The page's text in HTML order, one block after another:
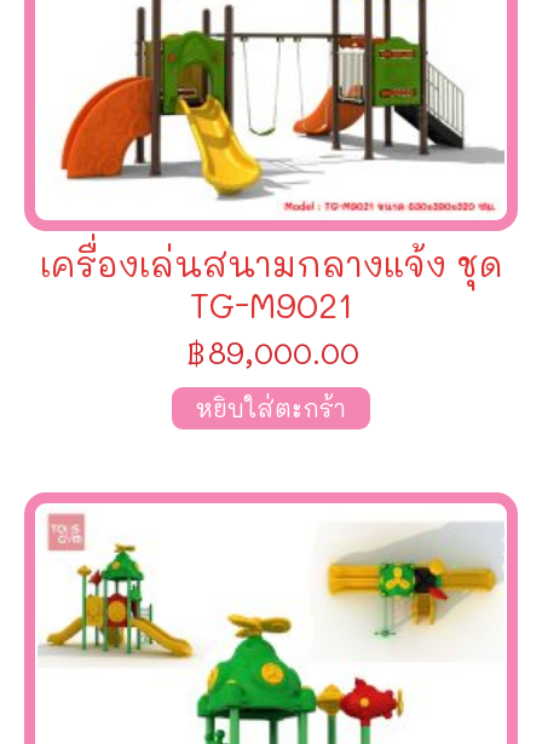
เครื่องเล่นสนามกลางแจ้ง ชุด
TG-M9021
฿89,000.00
หยิบใส่ตะกร้า